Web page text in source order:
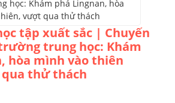
tập xuất sắc | Chuyến
trung học: Khám
hòa mình vào thiên
thử thách